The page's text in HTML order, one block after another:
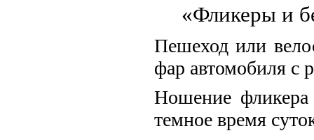
«Фликеры и
Пешеход или
фар автомобиля с
Ношение фликера
темное время